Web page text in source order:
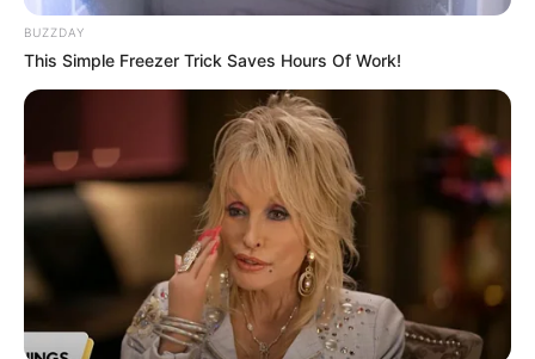
Führung NeuköllnSchillerkiez u. Rollbergviertel
mit Reinhold Steinle
Samstag, 15. August 2026 / 14 Uhr vor Restaurant
Sanhok, Hermannstr. 222 / 10 Euro / Anmeldung:
info@reinhold-steinle.de / Sonderführungen für
Gruppen möglich.
Stadt/Ort: Berlin
Beginn: 15.08.2026 14:00 Uhr
Ende: 15.08.2026 15:30 Uhr
Eintrittspreis: 10
BUZZDAY
This Simple Freezer Trick Saves Hours Of Work!